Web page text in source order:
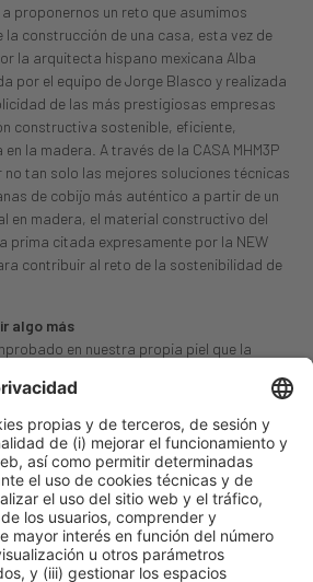
a proponernos un reto que asumimos
la construcción de una casa, esta vez de
la arquitecta hispano mexicana Alba
por el equipo de Jorge Blasco y realizada
de las más prestigiosas empresas
constructiva sostenible, eficiente,
la madera. A través de la CASA MHM3P
tan solo las mejores soluciones técnicas
de cobijo más auténtico a partir de un
en madera, el material constructivo del
prima citada expresamente por la NEW
contribuir al reto de la sostenibilidad de
algo más
en nuestra propia piel que la
por nuestra mano. Por algo será…
Accesibilidad como reto del